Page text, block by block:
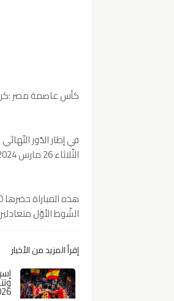
كأس عاصمة مصر
في إطار الدّور
الثّلاثاء 26 مارس 2024، بـ”استاد مصر” في العاصمة الإدارية الجديدة، نظيره الكرواتي.
الشّوط الأوّل متعادلين
إقرأ المزيد من الأخبار